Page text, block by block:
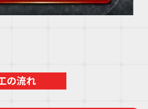
の流れ